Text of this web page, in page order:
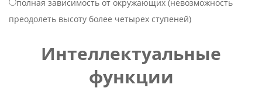
полная зависимость от окружающих (невозможность
преодолеть высоту более четырех ступеней)
Интеллектуальные
функции